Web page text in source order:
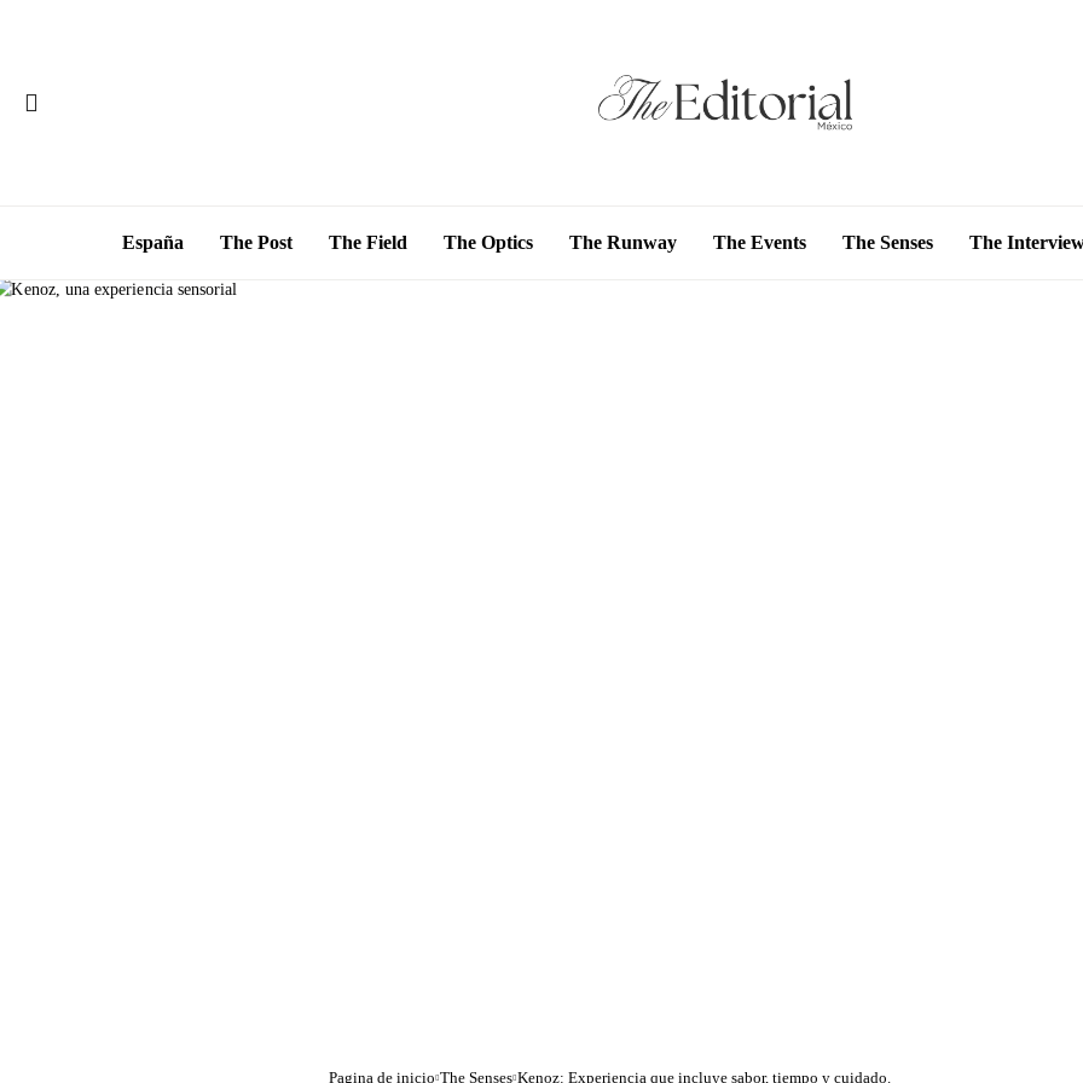
España The Post The Field The Optics The Runway The Events The Senses The
Pagina de inicio The Senses Kenoz: Experiencia que incluye sabor, tiempo y cuidado.